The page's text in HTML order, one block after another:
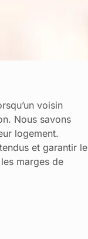
voisin
Nous savons
logement.
et garantir le
marges de